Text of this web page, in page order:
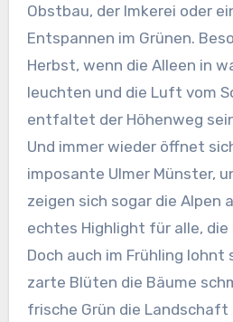
Obstbau, der Imkerei oder
Entspannen im Grünen.
Herbst, wenn die Alleen in
leuchten und die Luft vom
entfaltet der Höhenweg
Und immer wieder öffnet
imposante Ulmer Münster,
zeigen sich sogar die Alpen
echtes Highlight für alle, die
Doch auch im Frühling lohnt
zarte Blüten die Bäume
frische Grün die